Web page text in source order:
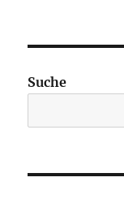
Suche